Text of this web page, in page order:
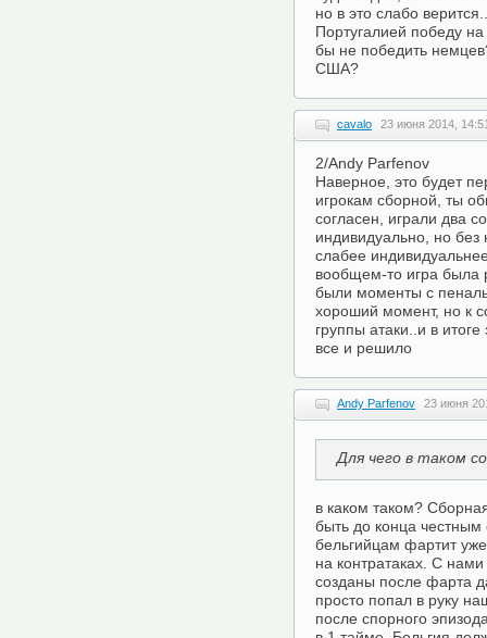
но в это слабо
Португалией победу
бы не победить
США?
cavalo 23 июня 2014,
2/Andy Parfenov
Наверное, это будет
игрокам сборной, ты
согласен, играли два
индивидуально, но
слабее
вообщем-то игра была
были моменты с
хороший момент, но к
группы атаки..и в
все и решило
Andy Parfenov 23 июня
Для чего в таком
в каком таком?
быть до конца честным
бельгийцам фартит
на контратаках. С
созданы после фарта
просто попал в руку
после спорного